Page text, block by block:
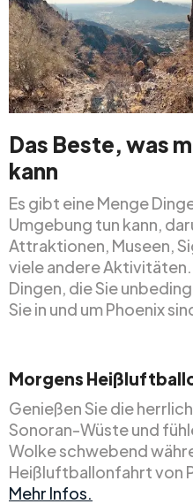
Das Beste, was
kann
Es gibt eine Menge
Umgebung tun kann,
Attraktionen, Museen,
viele andere Aktivitäten.
Dingen, die Sie
Sie in und um Phoenix
Morgens
Genießen Sie die
Sonoran-Wüste und
Wolke schwebend
Heißluftballonfahrt von
Mehr Infos.